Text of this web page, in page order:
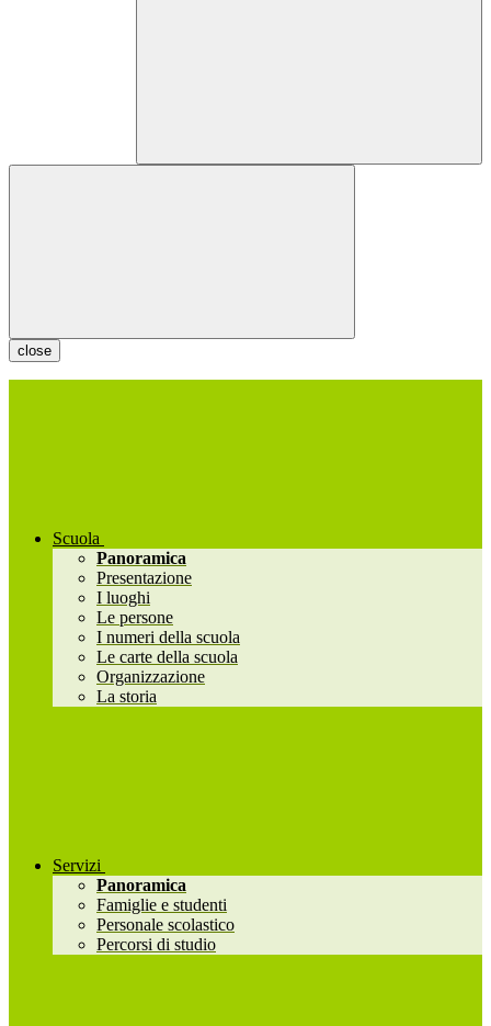
close
Scuola
Panoramica
Presentazione
I luoghi
Le persone
I numeri della scuola
Le carte della scuola
Organizzazione
La storia
Servizi
Panoramica
Famiglie e studenti
Personale scolastico
Percorsi di studio